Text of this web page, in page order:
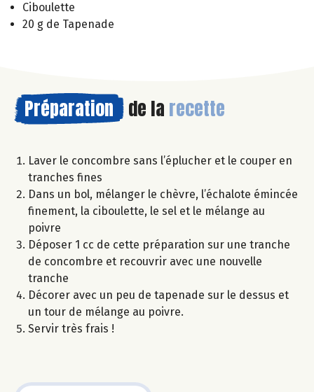
Ciboulette
20 g de Tapenade
Préparation de la recette
Laver le concombre sans l’éplucher et le couper en
tranches fines
Dans un bol, mélanger le chèvre, l’échalote émincée
finement, la ciboulette, le sel et le mélange au
poivre
Déposer 1 cc de cette préparation sur une tranche
de concombre et recouvrir avec une nouvelle
tranche
Décorer avec un peu de tapenade sur le dessus et
un tour de mélange au poivre.
Servir très frais !